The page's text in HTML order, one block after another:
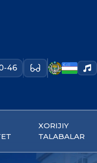
46
XORIJIY
TALABALAR